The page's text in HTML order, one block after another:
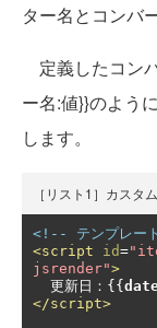
ター名とコンバ
定義したコン
ー名:値}}のよう
します。
［リスト1］カスタ
<!-- テンプレー
<script
id=
jsrender">
更新日：{{
</script>